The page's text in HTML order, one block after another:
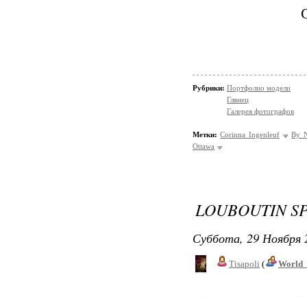
Рубрики: Портфолио модели
Глянец
Галерея фотографов
Метки: Corinna Ingenleuf
By
Ottawa
LOUBOUTIN
Суббота, 29 Ноября
Tisapoli (